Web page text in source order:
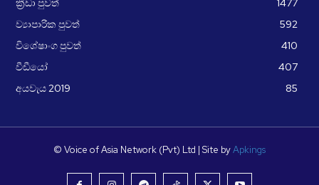
ක්‍රීඩා පුවත්
1477
ව්‍යාපාරික පුවත්
592
විශේෂාංග පුවත්
410
වීඩීයෝ
407
අයවැය 2019
85
© Voice of Asia Network (Pvt) Ltd | Site byApkings